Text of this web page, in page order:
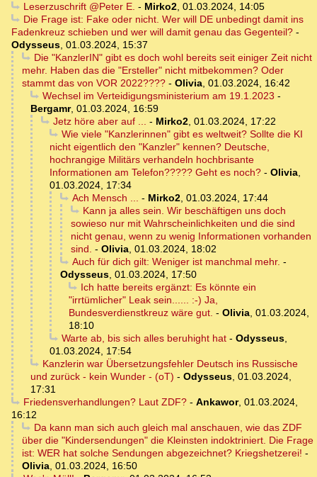
Leserzuschrift @Peter E. - Mirko2, 01.03.2024, 14:05
Die Frage ist: Fake oder nicht. Wer will DE unbedingt damit ins
Fadenkreuz schieben und wer will damit genau das Gegenteil? -
Odysseus, 01.03.2024, 15:37
Die "KanzlerIN" gibt es doch wohl bereits seit einiger Zeit nicht
mehr. Haben das die "Ersteller" nicht mitbekommen? Oder
stammt das von VOR 2022???? - Olivia, 01.03.2024, 16:42
Wechsel im Verteidigungsministerium am 19.1.2023 -
Bergamr, 01.03.2024, 16:59
Jetz höre aber auf ... - Mirko2, 01.03.2024, 17:22
Wie viele "Kanzlerinnen" gibt es weltweit? Sollte die KI
nicht eigentlich den "Kanzler" kennen? Deutsche,
hochrangige Militärs verhandeln hochbrisante
Informationen am Telefon????? Geht es noch? - Olivia,
01.03.2024, 17:34
Ach Mensch ... - Mirko2, 01.03.2024, 17:44
Kann ja alles sein. Wir beschäftigen uns doch
sowieso nur mit Wahrscheinlichkeiten und die sind
nicht genau, wenn zu wenig Informationen vorhanden
sind. - Olivia, 01.03.2024, 18:02
Auch für dich gilt: Weniger ist manchmal mehr. -
Odysseus, 01.03.2024, 17:50
Ich hatte bereits ergänzt: Es könnte ein
"irrtümlicher" Leak sein...... :-) Ja,
Bundesverdienstkreuz wäre gut. - Olivia, 01.03.2024,
18:10
Warte ab, bis sich alles beruhight hat- Odysseus,
01.03.2024, 17:54
Kanzlerin war Übersetzungsfehler Deutsch ins Russische
und zurück - kein Wunder - (oT) - Odysseus, 01.03.2024,
17:31
Friedensverhandlungen? Laut ZDF?- Ankawor, 01.03.2024,
16:12
Da kann man sich auch gleich mal anschauen, wie das ZDF
über die "Kindersendungen" die Kleinsten indoktriniert. Die Frage
ist: WER hat solche Sendungen abgezeichnet? Kriegshetzerei! -
Olivia, 01.03.2024, 16:50